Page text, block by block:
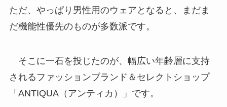
ただ、やっぱり男性用のウェアとなると、まだま
だ機能性優先のものが多数派です。
そこに一石を投じたのが、幅広い年齢層に支持
されるファッションブランド＆セレクトショップ
「ANTIQUA（アンティカ）」です。